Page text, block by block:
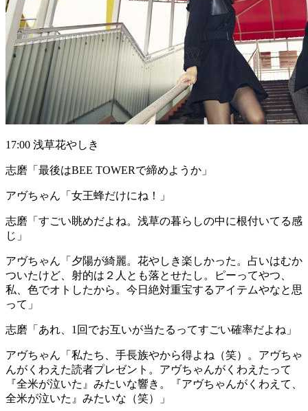
17:00 浅草花やしき
志磨 「最後はBEE TOWERで締めようか」
アヴちゃん 「女王蜂だけにね！」
志磨 「すごい眺めだよね。浅草の暮らしの中に根付いてる感
じ」
アヴちゃん 「夕陽が綺麗。花やしき楽しかった。占いはむか
ついたけど、射的は２人とも落とせたし。ピーってやつ、
私、色でオトしたから。今日絶対重宝するアイテムやなと思
って」
志磨 「あれ、1回でお互いが当たるってすごい確率だよね」
アヴちゃん 「私たち、手長族やから得よね（笑）。アヴちゃ
んがくわえた読者プレゼント。アヴちゃんがくわえたって
『全米が泣いた』みたいな響き。『アヴちゃんがくわえて、
全米が泣いた』みたいな（笑）」